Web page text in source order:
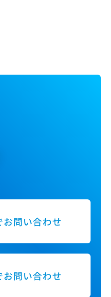
お問い合わせ
お問い合わせ